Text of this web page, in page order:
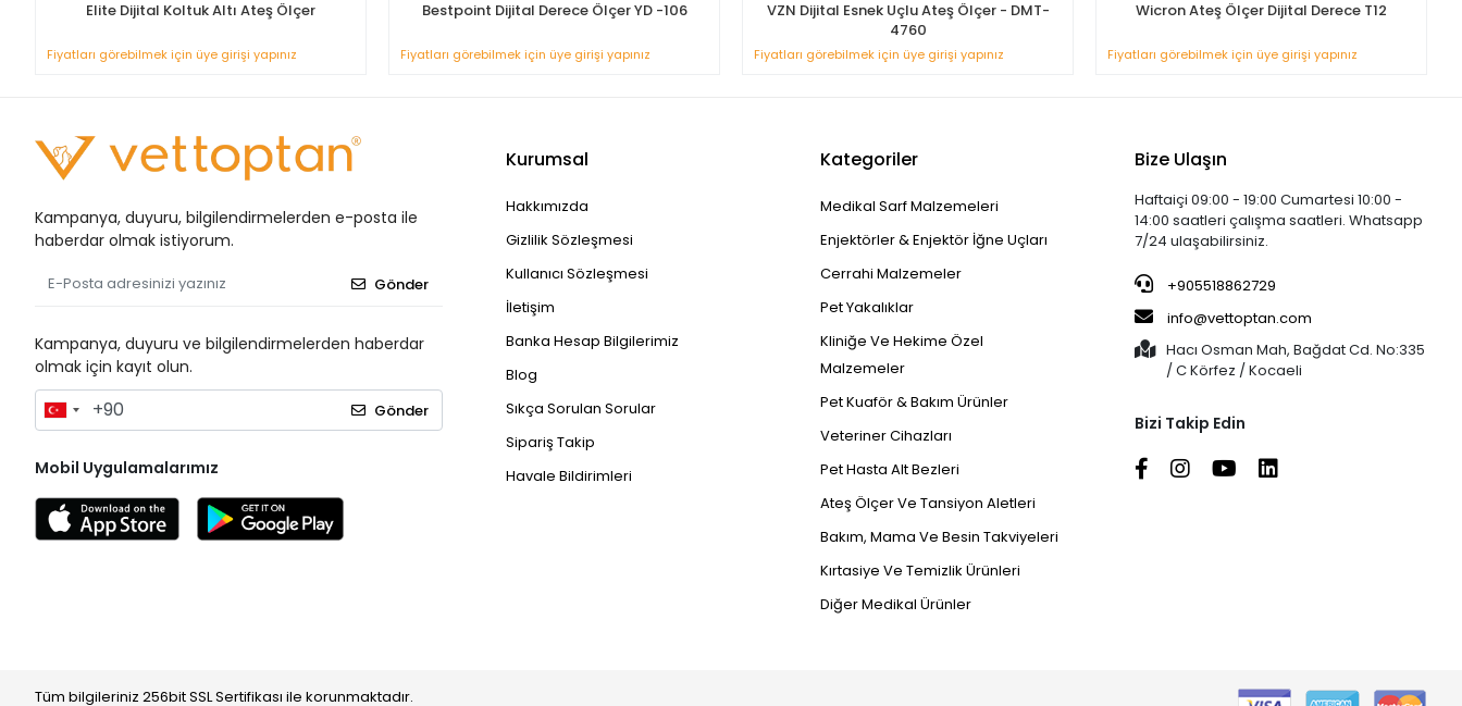
Elite Dijital Koltuk Altı Ateş Ölçer
Fiyatları görebilmek için üye girişi yapınız
Bestpoint Dijital Derece Ölçer YD -106
Fiyatları görebilmek için üye girişi yapınız
VZN Dijital Esnek Uçlu Ateş Ölçer - DMT-
4760
Fiyatları görebilmek için üye girişi yapınız
Wicron Ateş Ölçer Dijital Derece T12
Fiyatları görebilmek için üye girişi yapınız
Kampanya, duyuru, bilgilendirmelerden e-posta ile
haberdar olmak istiyorum.
Gönder
Kampanya, duyuru ve bilgilendirmelerden haberdar
olmak için kayıt olun.
Gönder
Mobil Uygulamalarımız
Kurumsal
Hakkımızda
Gizlilik Sözleşmesi
Kullanıcı Sözleşmesi
İletişim
Banka Hesap Bilgilerimiz
Blog
Sıkça Sorulan Sorular
Sipariş Takip
Havale Bildirimleri
Kategoriler
Medikal Sarf Malzemeleri
Enjektörler & Enjektör İğne Uçları
Cerrahi Malzemeler
Pet Yakalıklar
Kliniğe Ve Hekime Özel
Malzemeler
Pet Kuaför & Bakım Ürünler
Veteriner Cihazları
Pet Hasta Alt Bezleri
Ateş Ölçer Ve Tansiyon Aletleri
Bakım, Mama Ve Besin Takviyeleri
Kırtasiye Ve Temizlik Ürünleri
Diğer Medikal Ürünler
Bize Ulaşın
Haftaiçi 09:00 - 19:00 Cumartesi 10:00 -
14:00 saatleri çalışma saatleri. Whatsapp
7/24 ulaşabilirsiniz.
+905518862729
info@vettoptan.com
Hacı Osman Mah, Bağdat Cd. No:335
/ C Körfez / Kocaeli
Bizi Takip Edin
Tüm bilgileriniz 256bit SSL Sertifikası ile korunmaktadır.